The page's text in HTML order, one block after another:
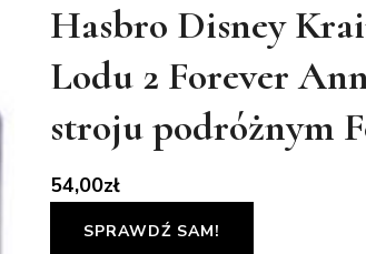
Hasbro Disney
Lodu 2 Forever
stroju podróżnym
54,00zł
SPRAWDŹ SAM!